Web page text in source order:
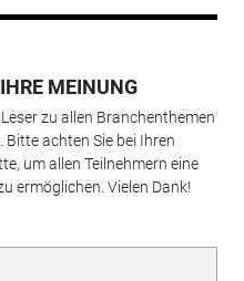
MEINUNG
zu allen Branchenthemen
achten Sie bei Ihren
um allen Teilnehmern eine
ermöglichen. Vielen Dank!